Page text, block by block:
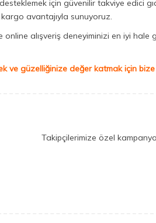
için güvenilir takviye edici
avantajıyla sunuyoruz.
alışveriş deneyiminizi en iyi hale
ve güzelliğinize değer katmak için bize
Takipçilerimize özel